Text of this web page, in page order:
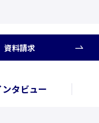
資料請求
ンタビュー